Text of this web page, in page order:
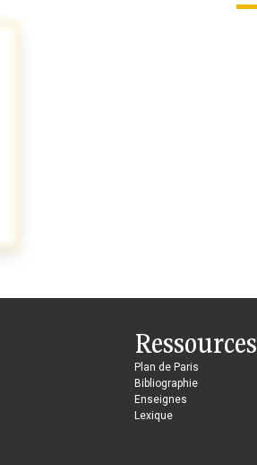
Ressources
Plan de Paris
Bibliographie
Enseignes
Lexique